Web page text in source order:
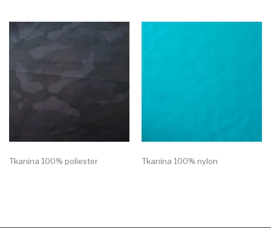
Tkanina 100% poliester Tkanina 100% nylon